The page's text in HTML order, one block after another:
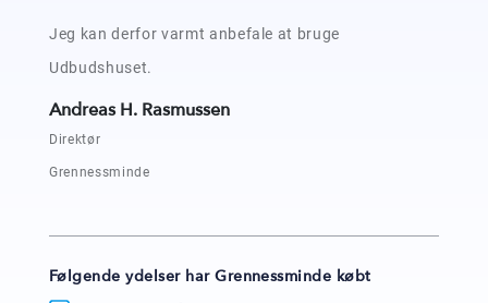
Jeg kan derfor varmt anbefale at bruge
Udbudshuset.
Andreas H. Rasmussen
Direktør
Grennessminde
Følgende ydelser har Grennessminde købt